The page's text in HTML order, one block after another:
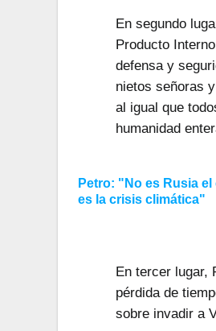
En segundo
Producto
defensa y
nietos señoras
al igual que
humanidad
Petro: "No es Rusia el
es la crisis climática"
En tercer lugar,
pérdida de
sobre invadir a